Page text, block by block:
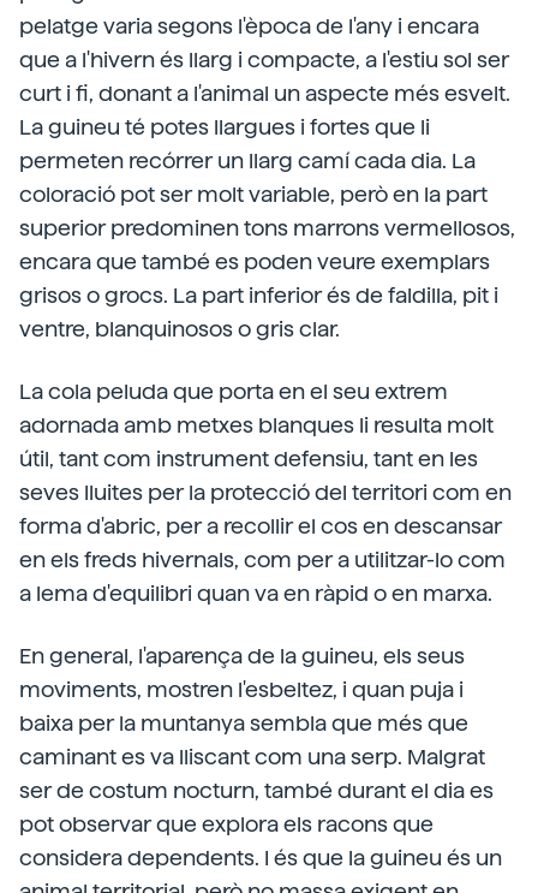
pelatge varia segons l'època de l'any i encara
que a l'hivern és llarg i compacte, a l'estiu sol ser
curt i fi, donant a l'animal un aspecte més esvelt.
La guineu té potes llargues i fortes que li
permeten recórrer un llarg camí cada dia. La
coloració pot ser molt variable, però en la part
superior predominen tons marrons vermellosos,
encara que també es poden veure exemplars
grisos o grocs. La part inferior és de faldilla, pit i
ventre, blanquinosos o gris clar.
La cola peluda que porta en el seu extrem
adornada amb metxes blanques li resulta molt
útil, tant com instrument defensiu, tant en les
seves lluites per la protecció del territori com en
forma d'abric, per a recollir el cos en descansar
en els freds hivernals, com per a utilitzar-lo com
a lema d'equilibri quan va en ràpid o en marxa.
En general, l'aparença de la guineu, els seus
moviments, mostren l'esbeltez, i quan puja i
baixa per la muntanya sembla que més que
caminant es va lliscant com una serp. Malgrat
ser de costum nocturn, també durant el dia es
pot observar que explora els racons que
considera dependents. I és que la guineu és un